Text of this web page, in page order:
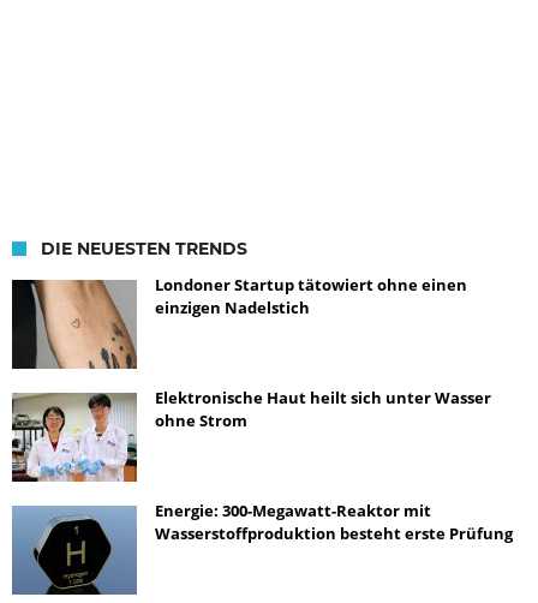
DIE NEUESTEN TRENDS
Londoner Startup tätowiert ohne einen
einzigen Nadelstich
Elektronische Haut heilt sich unter Wasser
ohne Strom
Energie: 300-Megawatt-Reaktor mit
Wasserstoffproduktion besteht erste Prüfung